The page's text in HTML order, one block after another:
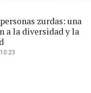
zurdas: una
a la diversidad y la